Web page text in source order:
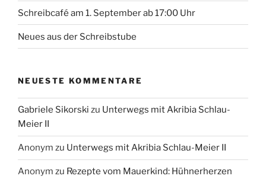
Schreibcafé am 1. September ab 17:00 Uhr
Neues aus der Schreibstube
NEUESTE KOMMENTARE
Gabriele Sikorski zu Unterwegs mit Akribia Schlau-
Meier II
Anonym zu Unterwegs mit Akribia Schlau-Meier II
Anonym zu Rezepte vom Mauerkind: Hühnerherzen